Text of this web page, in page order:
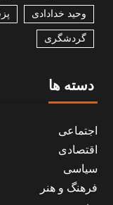
وحید خدادادی
گردشگری
دسته ها
اجتماعی
اقتصادی
سیاسی
فرهنگ و هنر